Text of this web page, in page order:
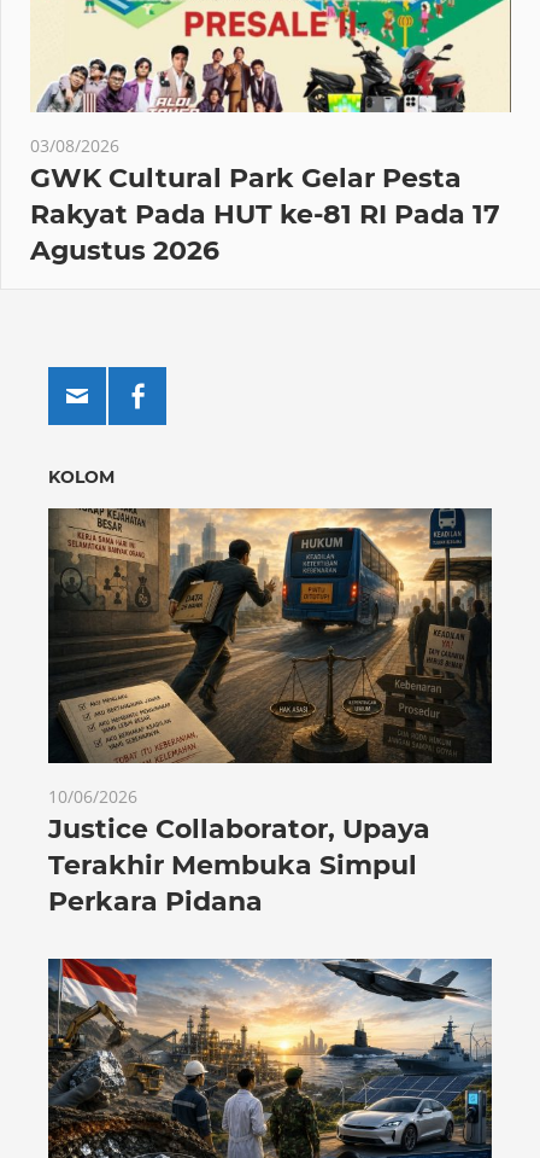
03/08/2026
GWK Cultural Park Gelar Pesta
Rakyat Pada HUT ke-81 RI Pada 17
Agustus 2026
KOLOM
10/06/2026
Justice Collaborator, Upaya
Terakhir Membuka Simpul
Perkara Pidana